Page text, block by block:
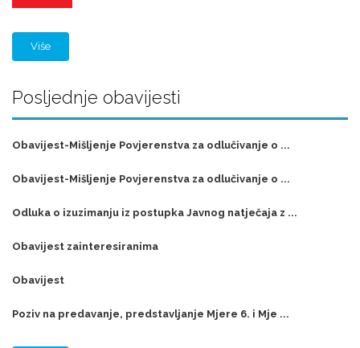
Više
Posljednje obavijesti
Obavijest-Mišljenje Povjerenstva za odlučivanje o ...
Obavijest-Mišljenje Povjerenstva za odlučivanje o ...
Odluka o izuzimanju iz postupka Javnog natječaja z ...
Obavijest zainteresiranima
Obavijest
Poziv na predavanje, predstavljanje Mjere 6. i Mje ...